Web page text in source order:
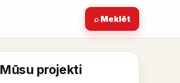
⌕ Meklēt
Mūsu projekti